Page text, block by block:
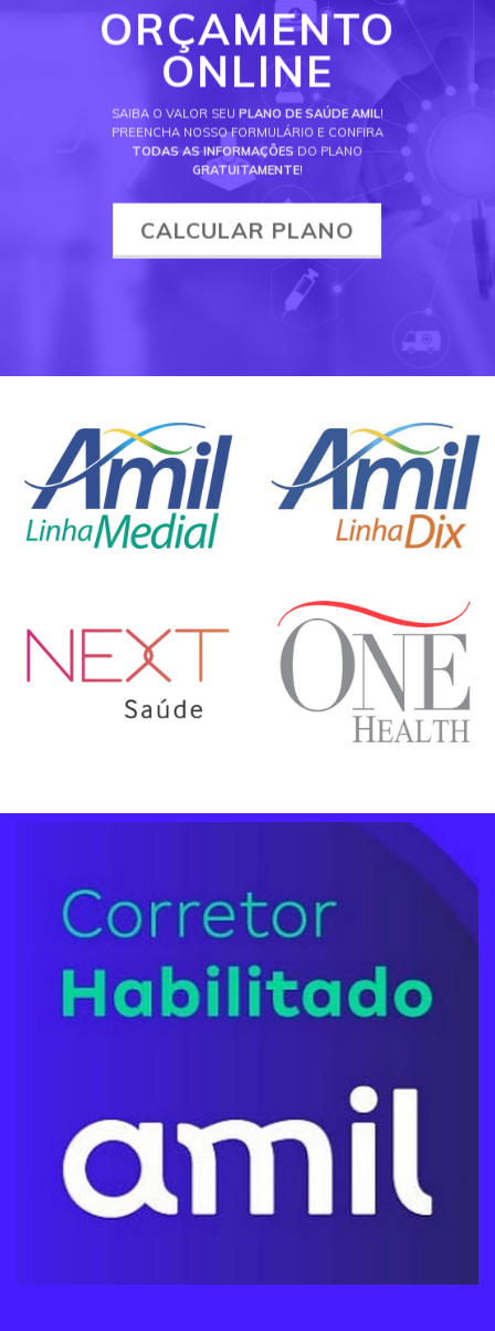
ORÇAMENTO
ONLINE
SAIBA O VALOR SEU PLANO DE SAÚDE AMIL!
PREENCHA NOSSO FORMULÁRIO E CONFIRA
TODAS AS INFORMAÇÕES DO PLANO
GRATUITAMENTE!
CALCULAR PLANO